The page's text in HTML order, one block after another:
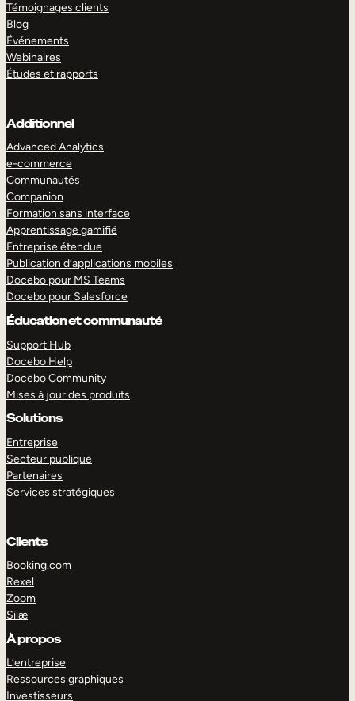
Témoignages clients
Blog
Événements
Webinaires
Études et rapports
Additionnel
Advanced Analytics
e-commerce
Communautés
Companion
Formation sans interface
Apprentissage gamifié
Entreprise étendue
Publication d’applications mobiles
Docebo pour MS Teams
Docebo pour Salesforce
Éducation et communauté
Support Hub
Docebo Help
Docebo Community
Mises à jour des produits
Solutions
Entreprise
Secteur publique
Partenaires
Services stratégiques
Clients
Booking.com
Rexel
Zoom
Silæ
À propos
L’entreprise
Ressources graphiques
Investisseurs